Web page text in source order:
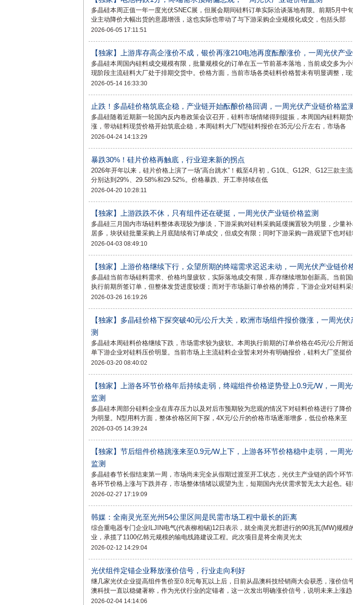
多晶硅本周正值一年一度光伏SNEC展，但展会期间硅料订单实际洽谈落地有限。前期5月中
业主动降价大幅出货的意愿增强，这也实际也带动了与下游采购企业规模化成交，包括头部
2026-06-05 17:11:51
【独家】上游库存高企涨价不成，银价再涨210电池再度酝酿涨价，一周光伏产
多晶硅本周国内硅料成交规模有限，批量规模化的订单在五一节前基本落地，当前成交多为小
现阶段主流硅料大厂处于排期交货中。价格方面，当前市场各类硅料价格暂未有明显调整，
2026-05-14 16:33:30
止跌！多晶硅价格筑底企稳，产业链开始酝酿价格回调，一周光伏产业链价格监
多晶硅随着近期新一轮国内反内卷政策会议召开，硅料市场情绪得到提振，本周国内硅料期
涨，带动硅料现货价格开始筑底企稳，本周硅料大厂N型硅料报价在35元/公斤左右，市场各
2026-04-24 14:13:29
暴跌30%！硅片价格再触底，行业迎来新的拐点
2026年开年以来，硅片价格上演了一场“高台跳水”！截至4月初，G10L、G12R、G12三款主
分别达到29%、29.58%和29.52%。价格暴跌、开工率持续在低
2026-04-20 10:28:11
【独家】上游跌跌不休，只有组件还在硬挺，一周光伏产业链价格监测
多晶硅三月国内市场硅料整体表现较为惨淡，下游采购对硅料采购延缓搁置较为明显，少量
居多，块状硅批量采购上月底陆续有订单成交，但成交有限；同时下游采购一路观望下也对
2026-04-03 08:49:10
【独家】上游价格继续下行，众望所期的终端需求迟迟未动，一周光伏产业链价
多晶硅当前市场硅料需求、价格均显疲软，实际落地成交有限，库存继续增加创新高。当前
执行前期所签订单，但整体发货进度较缓；而对于市场新订单价格的博弈，下游企业对硅料采
2026-03-26 16:19:26
【独家】多晶硅价格下探突破40元/公斤大关，欧洲市场组件报价微涨，一周光
测
多晶硅本周硅料价格继续下跌，市场需求较为疲软。本周执行前期的订单价格在45元/公斤附
单下游企业对硅料压价明显。当前市场上主流硅料企业暂未对外有明确报价，硅料大厂坚挺价
2026-03-20 08:40:02
【独家】上游各环节价格年后持续走弱，终端组件价格逆势登上0.9元/W，一周
监测
多晶硅本周部分硅料企业在库存压力以及对后市预期较为悲观的情况下对硅料价格进行了降
为明显。N型用料方面，整体价格区间下探，4X元/公斤的价格市场逐渐增多，低位价格来至
2026-03-05 14:39:24
【独家】节后组件价格跳涨来至0.9元/W上下，上游各环节价格稳中走弱，一周
监测
多晶硅春节长假结束第一周，市场尚未完全从假期过渡至开工状态，光伏主产业链的四个环节
各环节价格上涨与下跌并存，市场整体情绪以观望为主，短期国内光伏需求暂无太大起色。
2026-02-27 17:19:09
韩媒：全南灵光至光州54公里区间是民需市场工程中最长的距离
综合重电器专门企业ILJIN电气(代表柳相锡)12日表示，就全南灵光郡进行的90兆瓦(MW)规模
业，承揽了1100亿韩元规模的输电线路建设工程。此次项目是将全南灵光太
2026-02-12 14:29:04
光伏组件定锚企业释放涨价信号，行业走向利好
继几家光伏企业提高组件售价至0.8元每瓦以上后，日前从晶澳科技经销商大会获悉，涨价信
澳科技一直以稳健著称，作为光伏行业的定锚者，这一次发出明确涨价信号，说明未来上涨趋
2026-02-04 14:14:06